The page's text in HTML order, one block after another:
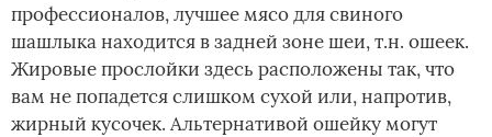
профессионалов, лучшее мясо для свиного
шашлыка находится в задней зоне шеи, т.н. ошеек.
Жировые прослойки здесь расположены так, что
вам не попадется слишком сухой или, напротив,
жирный кусочек. Альтернативой ошейку могут